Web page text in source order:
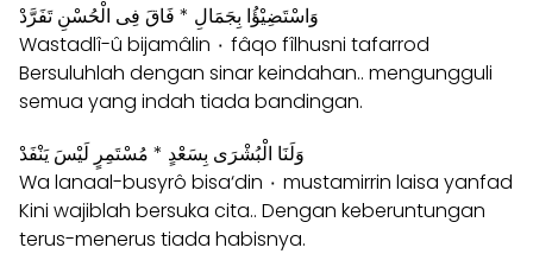
وَاسْتَضِيْؤُا بِجَمَالِ * فَاقَ فِى الْحُسْنِ تَفَرَّدْ
Wastadlî-û bijamâlin ۰ fâqo fîlhusni tafarrod
Bersuluhlah dengan sinar keindahan.. mengungguli
semua yang indah tiada bandingan.
وَلَنَا الْبُشْرَى بِسَعْدٍ * مُسْتَمِرٍ لَيْسَ يَنْفَدْ
Wa lanaal-busyrô bisa‘din ۰ mustamirrin laisa yanfad
Kini wajiblah bersuka cita.. Dengan keberuntungan
terus-menerus tiada habisnya.